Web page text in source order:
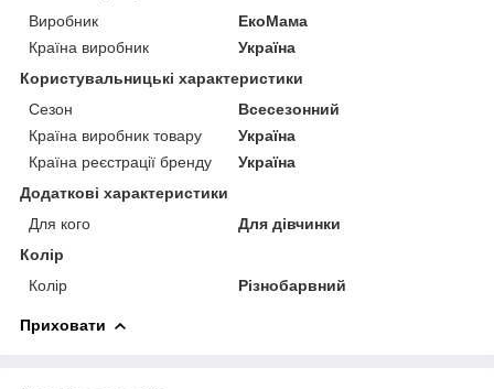
Виробник
ЕкоМама
Країна виробник
Україна
Користувальницькі характеристики
Сезон
Всесезонний
Країна виробник товару
Україна
Країна реєстрації бренду
Україна
Додаткові характеристики
Для кого
Для дівчинки
Колір
Колір
Різнобарвний
Приховати